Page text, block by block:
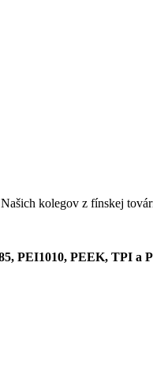
kolegov z fínskej
PEI1010, PEEK, TPI a